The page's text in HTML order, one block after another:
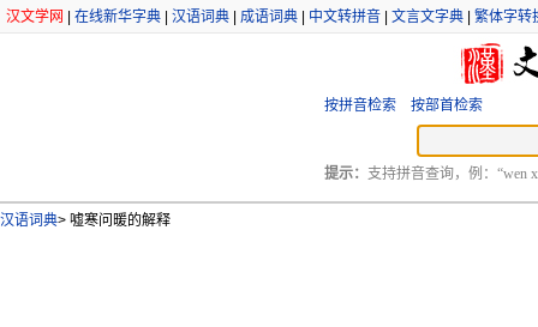
汉文学网 在线新华字典 汉语词典 成语词典 中文转拼音 文言文字典 繁体字转
按拼音检索 按部首检索
提示： 支持拼音查询，例：“wen
汉语词典> 嘘寒问暖的解释